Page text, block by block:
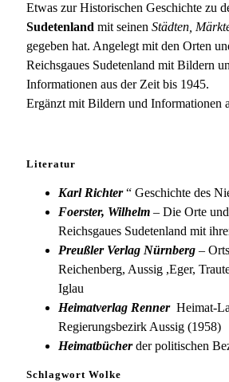
Etwas zur Historischen Geschichte zu
Sudetenland mit seinen Städten,
gegeben hat. Angelegt mit den Orten
Reichsgaues Sudetenland mit Bildern
Informationen aus der Zeit bis 1945.
Ergänzt mit Bildern und Informationen
Literatur
Karl Richter“ Geschichte des
Foerster, Wilhelm – Die Orte
Reichsgaues Sudetenland mit
Preußler Verlag Nürnberg –
Reichenberg, Aussig ,Eger,
Iglau
Heimatverlag Renner Heimat-
Regierungsbezirk Aussig (1958)
Heimatbücherder politischen
Schlagwort Wolke